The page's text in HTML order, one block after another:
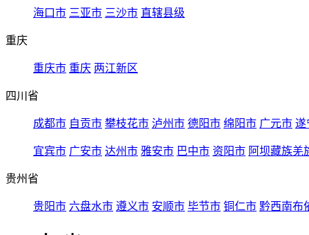
海口市 三亚市 三沙市 直辖县级
重庆
重庆市 重庆 两江新区
四川省
成都市 自贡市 攀枝花市 泸州市 德阳市 绵阳市 广元市 遂
宜宾市 广安市 达州市 雅安市 巴中市 资阳市 阿坝藏族羌
贵州省
贵阳市 六盘水市 遵义市 安顺市 毕节市 铜仁市 黔西南布